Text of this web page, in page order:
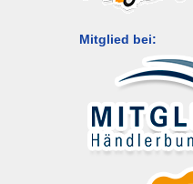
Mitglied bei: